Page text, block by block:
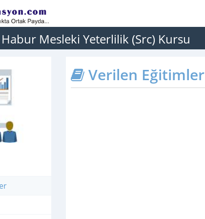
Habur Mesleki Yeterlilik (Src) Kursu
Verilen Eğitimler